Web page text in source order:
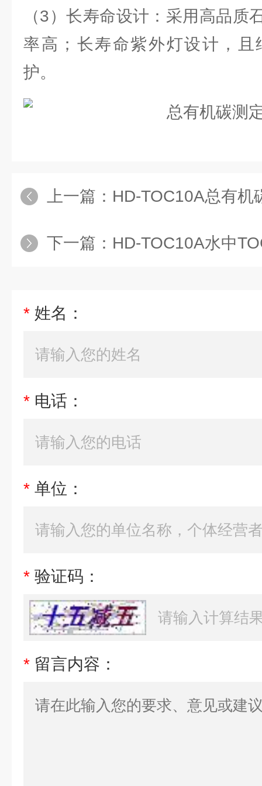
（3）长寿命设计：采用高品质
率高；长寿命紫外灯设计，且
护。
上一篇： HD-TOC10A总有机
下一篇： HD-TOC10A水中
* 姓名：
* 电话：
* 单位：
* 验证码：
* 留言内容：